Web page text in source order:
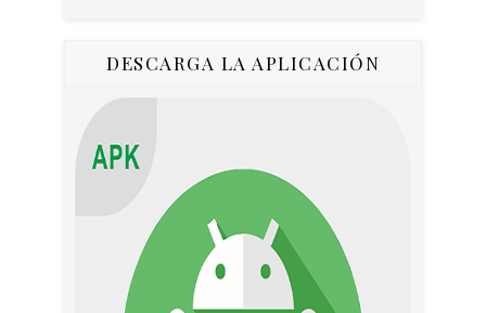
DESCARGA LA APLICACIÓN